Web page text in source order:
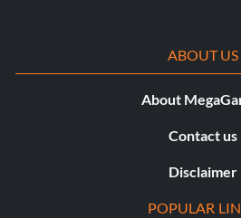
ABOUT US
About
Contact us
Disclaimer
POPULAR